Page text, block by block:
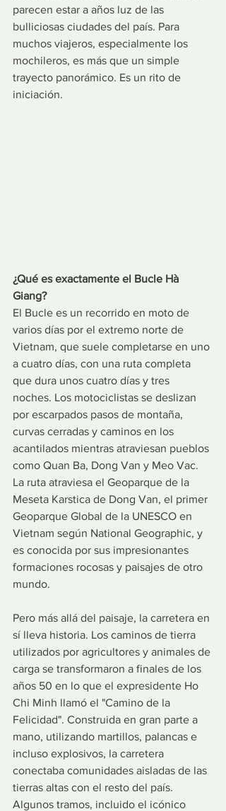
parecen estar a años luz de las
bulliciosas ciudades del país. Para
muchos viajeros, especialmente los
mochileros, es más que un simple
trayecto panorámico. Es un rito de
iniciación.
¿Qué es exactamente el Bucle Hà
Giang?
El Bucle es un recorrido en moto de
varios días por el extremo norte de
Vietnam, que suele completarse en uno
a cuatro días, con una ruta completa
que dura unos cuatro días y tres
noches. Los motociclistas se deslizan
por escarpados pasos de montaña,
curvas cerradas y caminos en los
acantilados mientras atraviesan pueblos
como Quan Ba, Dong Van y Meo Vac.
La ruta atraviesa el Geoparque de la
Meseta Karstica de Dong Van, el primer
Geoparque Global de la UNESCO en
Vietnam según National Geographic, y
es conocida por sus impresionantes
formaciones rocosas y paisajes de otro
mundo.
Pero más allá del paisaje, la carretera en
sí lleva historia. Los caminos de tierra
utilizados por agricultores y animales de
carga se transformaron a finales de los
años 50 en lo que el expresidente Ho
Chi Minh llamó el "Camino de la
Felicidad". Construida en gran parte a
mano, utilizando martillos, palancas e
incluso explosivos, la carretera
conectaba comunidades aisladas de las
tierras altas con el resto del país.
Algunos tramos, incluido el icónico